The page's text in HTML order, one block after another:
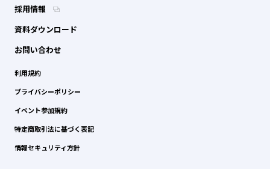
採用情報
資料ダウンロード
お問い合わせ
利用規約
プライバシーポリシー
イベント参加規約
特定商取引法に基づく表記
情報セキュリティ方針